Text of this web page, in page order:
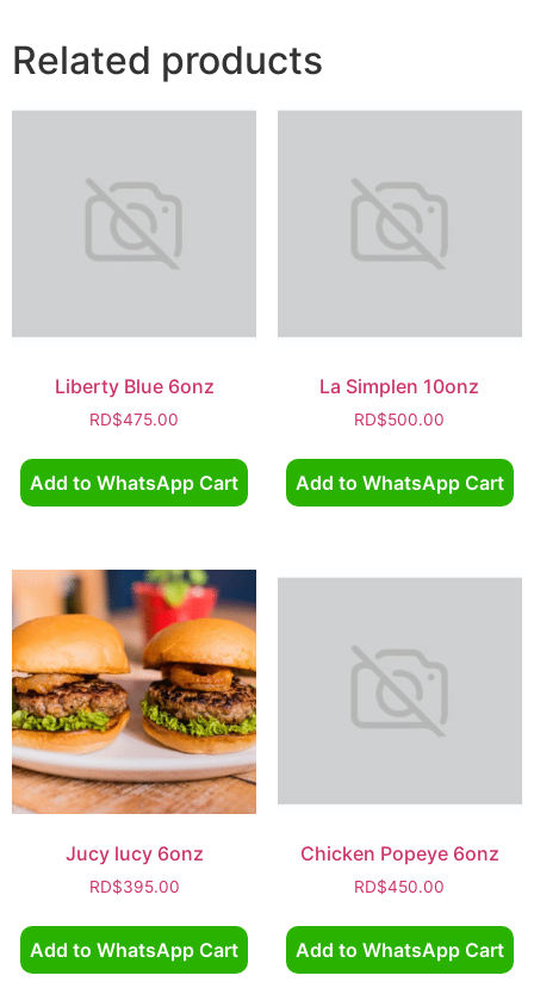
Related products
Liberty Blue 6onz
RD$475.00
Add to WhatsApp Cart
La Simplen 10onz
RD$500.00
Add to WhatsApp Cart
Jucy lucy 6onz
RD$395.00
Add to WhatsApp Cart
Chicken Popeye 6onz
RD$450.00
Add to WhatsApp Cart